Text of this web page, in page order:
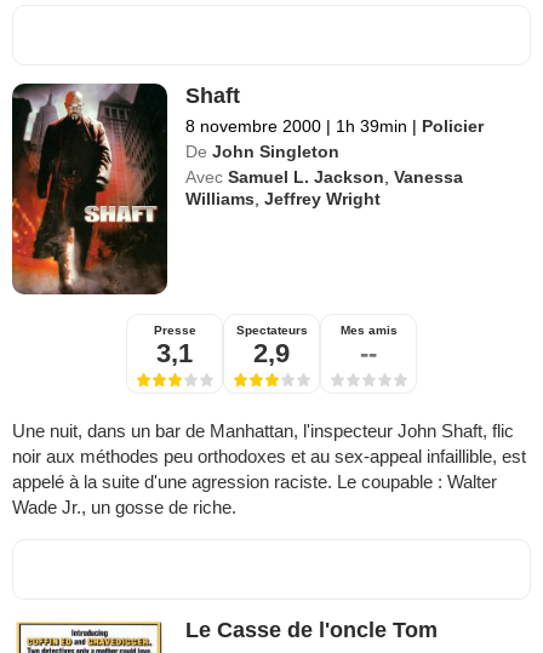
Shaft
8 novembre 2000 | 1h 39min | Policier
De John Singleton
Avec Samuel L. Jackson ,Vanessa
Williams ,Jeffrey Wright
Presse
3,1
Spectateurs
2,9
Mes amis
--
Une nuit, dans un bar de Manhattan, l'inspecteur John Shaft, flic
noir aux méthodes peu orthodoxes et au sex-appeal infaillible, est
appelé à la suite d'une agression raciste. Le coupable : Walter
Wade Jr., un gosse de riche.
Le Casse de l'oncle Tom